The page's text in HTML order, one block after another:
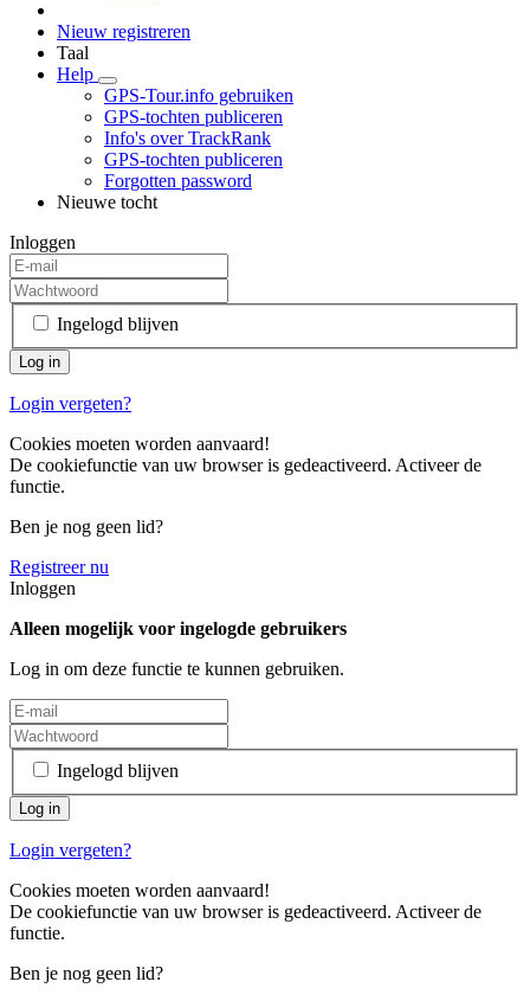
Nieuw registreren
Taal
Help
GPS-Tour.info gebruiken
GPS-tochten publiceren
Info's over TrackRank
GPS-tochten publiceren
Forgotten password
Nieuwe tocht
Inloggen
Ingelogd blijven
Login vergeten?
Cookies moeten worden aanvaard!
De cookiefunctie van uw browser is gedeactiveerd. Activeer de
functie.
Ben je nog geen lid?
Registreer nu
Inloggen
Alleen mogelijk voor ingelogde gebruikers
Log in om deze functie te kunnen gebruiken.
Ingelogd blijven
Login vergeten?
Cookies moeten worden aanvaard!
De cookiefunctie van uw browser is gedeactiveerd. Activeer de
functie.
Ben je nog geen lid?